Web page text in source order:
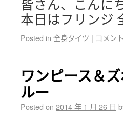
皆さん、こんに
本日はフリンジ
Posted in 全身タイツ | コメン
ワンピース＆
ルー
Posted on 2014 年 1 月 26 日